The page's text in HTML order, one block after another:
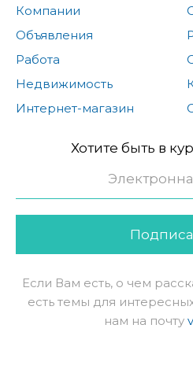
Компании
Объявления
Работа
Недвижимость
Интернет-магазин
Хотите быть в
Если Вам есть, о чем
есть темы для
нам на почту